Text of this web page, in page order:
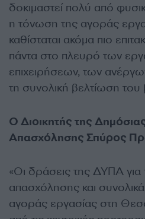
δοκιμαστεί πολύ από
η τόνωση της αγοράς
καθίσταται ακόμα πιο
πάντα στο πλευρό των
επιχειρήσεων, των
τη συνολική βελτίωση του
Ο Διοικητής της
Απασχόλησης Σπύρος
«Οι δράσεις της ΔΥΠΑ για
απασχόλησης και
αγοράς εργασίας στη